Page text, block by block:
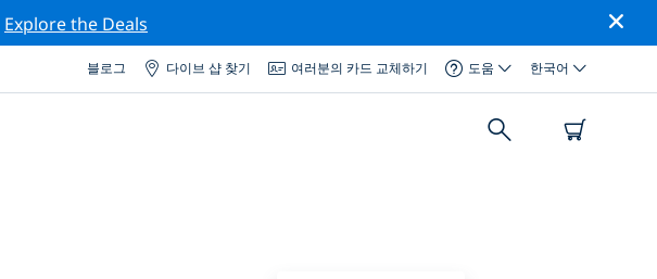
Explore the Deals
블로그 다이브 샵 찾기 여러분의 카드 교체하기 도움 한국어